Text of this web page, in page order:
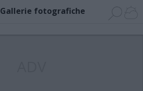
Gallerie fotografiche